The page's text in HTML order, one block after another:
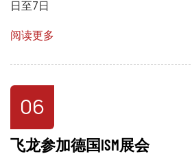
日至7日
阅读更多
06
飞龙参加德国ISM展会